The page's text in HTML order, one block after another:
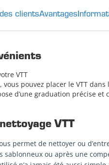
clientsAvantages
VTT
pouvez placer le VTT
d’une graduation précise et
VTT
permet de nettoyer ou
sablonneux ou après une